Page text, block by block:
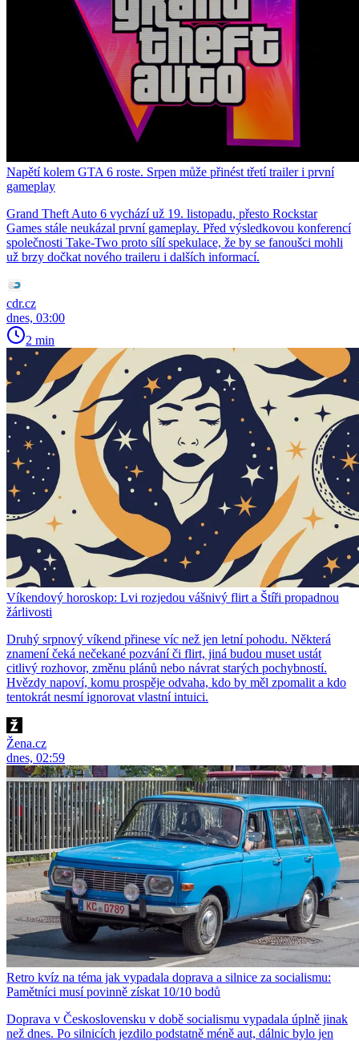
Napětí kolem GTA 6 roste. Srpen může přinést třetí trailer i první
gameplay
Grand Theft Auto 6 vychází už 19. listopadu, přesto Rockstar
Games stále neukázal první gameplay. Před výsledkovou konferencí
společnosti Take-Two proto sílí spekulace, že by se fanoušci mohli
už brzy dočkat nového traileru i dalších informací.
cdr.cz
dnes, 03:00
2 min
Víkendový horoskop: Lvi rozjedou vášnivý flirt a Štíři propadnou
žárlivosti
Druhý srpnový víkend přinese víc než jen letní pohodu. Některá
znamení čeká nečekané pozvání či flirt, jiná budou muset ustát
citlivý rozhovor, změnu plánů nebo návrat starých pochybností.
Hvězdy napoví, komu prospěje odvaha, kdo by měl zpomalit a kdo
tentokrát nesmí ignorovat vlastní intuici.
Žena.cz
dnes, 02:59
Retro kvíz na téma jak vypadala doprava a silnice za socialismu:
Pamětníci musí povinně získat 10/10 bodů
Doprava v Československu v době socialismu vypadala úplně jinak
než dnes. Po silnicích jezdilo podstatně méně aut, dálnic bylo jen